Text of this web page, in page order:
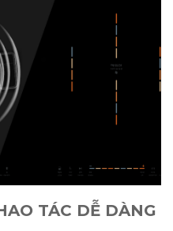
TÁC DỄ DÀNG